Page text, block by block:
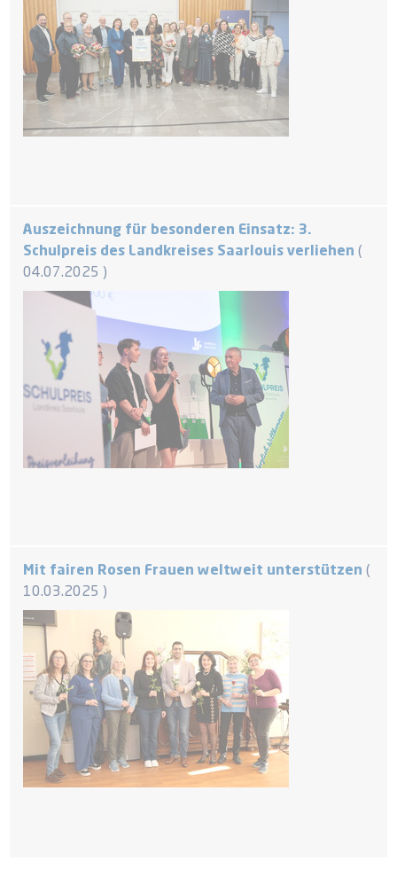
Auszeichnung für besonderen Einsatz: 3.
Schulpreis des Landkreises Saarlouis verliehen
04.07.2025
Mit fairen Rosen Frauen weltweit unterstützen
10.03.2025